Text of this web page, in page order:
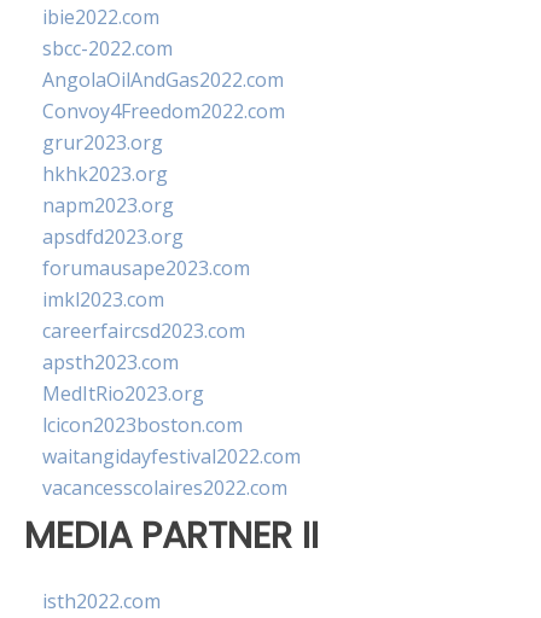
ibie2022.com
sbcc-2022.com
AngolaOilAndGas2022.com
Convoy4Freedom2022.com
grur2023.org
hkhk2023.org
napm2023.org
apsdfd2023.org
forumausape2023.com
imkl2023.com
careerfaircsd2023.com
apsth2023.com
MedItRio2023.org
lcicon2023boston.com
waitangidayfestival2022.com
vacancesscolaires2022.com
MEDIA PARTNER II
isth2022.com